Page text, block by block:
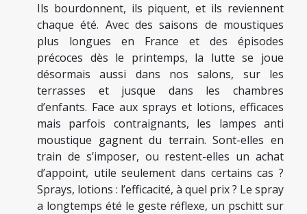
Ils bourdonnent, ils piquent, et ils reviennent
chaque été. Avec des saisons de moustiques
plus longues en France et des épisodes
précoces dès le printemps, la lutte se joue
désormais aussi dans nos salons, sur les
terrasses et jusque dans les chambres
d’enfants. Face aux sprays et lotions, efficaces
mais parfois contraignants, les lampes anti
moustique gagnent du terrain. Sont-elles en
train de s’imposer, ou restent-elles un achat
d’appoint, utile seulement dans certains cas ?
Sprays, lotions : l’efficacité, à quel prix ? Le spray
a longtemps été le geste réflexe, un pschitt sur